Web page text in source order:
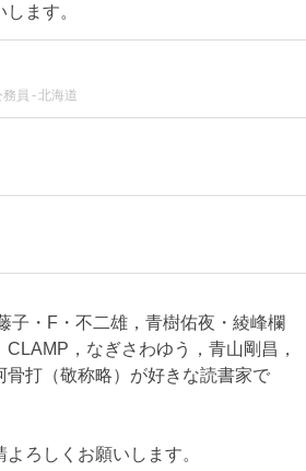
ます。
務員 北海道
子・F・不二雄，青樹佑夜・綾峰欄
CLAMP，なぎさわゆう，青山剛昌，
骨打（敬称略）が好きな読書家で
ろしくお願いします。